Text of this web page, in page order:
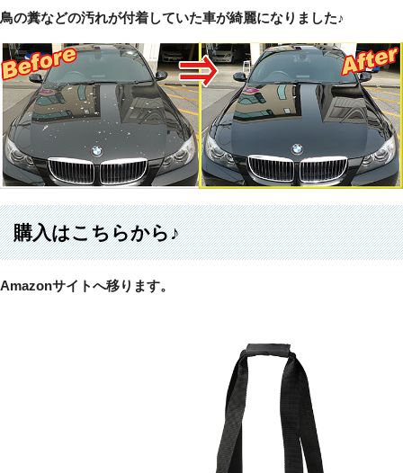
鳥の糞などの汚れが付着していた車が綺麗になりました♪
購入はこちらから♪
Amazonサイトへ移ります。